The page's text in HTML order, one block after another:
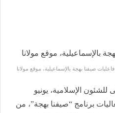
صيفنا بهجة بالإسماعيلية، موقع مولانا
الإسلامية، يونيو
م أولى فعاليات برنامج “صيفنا بهجة”، من